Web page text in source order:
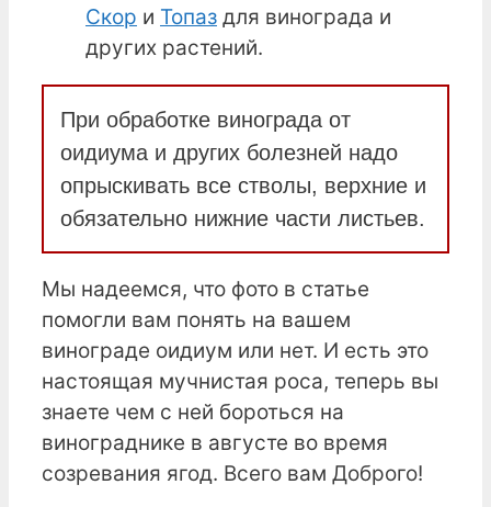
Скор и Топаз для винограда и
других растений.
При обработке винограда от
оидиума и других болезней надо
опрыскивать все стволы, верхние и
обязательно нижние части листьев.
Мы надеемся, что фото в статье
помогли вам понять на вашем
винограде оидиум или нет. И есть это
настоящая мучнистая роса, теперь вы
знаете чем с ней бороться на
винограднике в августе во время
созревания ягод. Всего вам Доброго!